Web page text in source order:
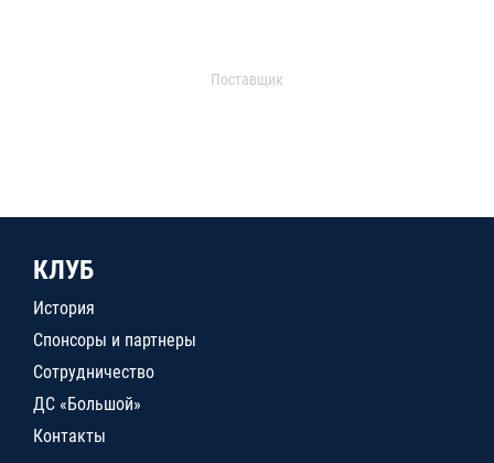
Поставщик
КЛУБ
История
Спонсоры и партнеры
Сотрудничество
ДС «Большой»
Контакты